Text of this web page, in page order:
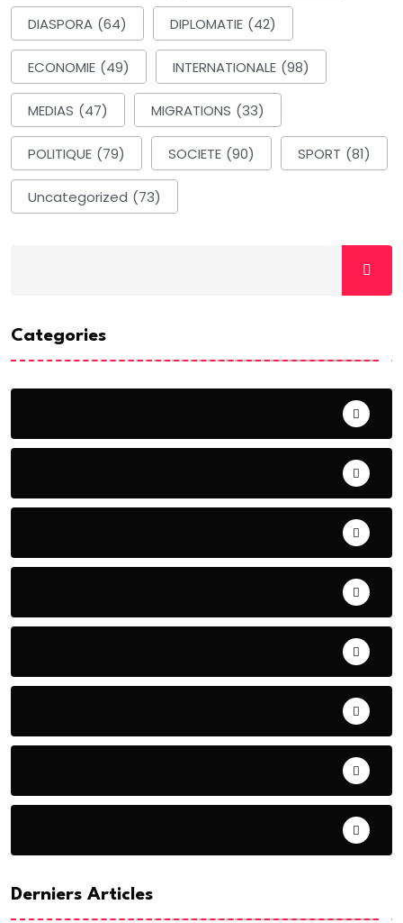
DIASPORA (64) DIPLOMATIE (42)
ECONOMIE (49) INTERNATIONALE (98)
MEDIAS (47) MIGRATIONS (33)
POLITIQUE (79) SOCIETE (90) SPORT (81)
Uncategorized (73)
Categories
Derniers Articles